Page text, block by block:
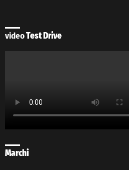
videoTest Drive
Marchi